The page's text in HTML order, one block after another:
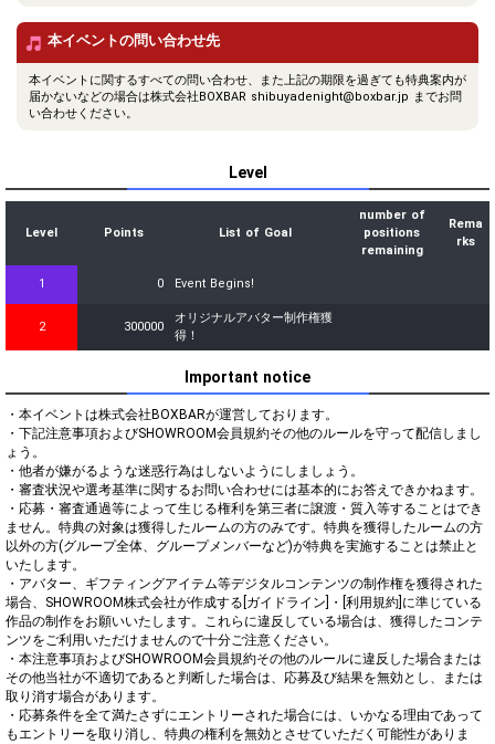
本イベントの問い合わせ先
本イベントに関するすべての問い合わせ、また上記の期限を過ぎても特典案内が
届かないなどの場合は株式会社BOXBAR shibuyadenight@boxbar.jp までお問
い合わせください。
Level
Level Points List of Goal
number of
positions
remaining
Rema
rks
1 0 Event Begins!
2 300000
オリジナルアバター制作権獲
得！
Important notice
・本イベントは株式会社BOXBARが運営しております。
・下記注意事項およびSHOWROOM会員規約その他のルールを守って配信しまし
ょう。
・他者が嫌がるような迷惑行為はしないようにしましょう。
・審査状況や選考基準に関するお問い合わせには基本的にお答えできかねます。
・応募・審査通過等によって生じる権利を第三者に譲渡・質入等することはでき
ません。特典の対象は獲得したルームの方のみです。特典を獲得したルームの方
以外の方(グループ全体、グループメンバーなど)が特典を実施することは禁止と
いたします。
・アバター、ギフティングアイテム等デジタルコンテンツの制作権を獲得された
場合、SHOWROOM株式会社が作成する[ガイドライン]・[利用規約]に準じている
作品の制作をお願いいたします。これらに違反している場合は、獲得したコンテ
ンツをご利用いただけませんので十分ご注意ください。
・本注意事項およびSHOWROOM会員規約その他のルールに違反した場合または
その他当社が不適切であると判断した場合は、応募及び結果を無効とし、または
取り消す場合があります。
・応募条件を全て満たさずにエントリーされた場合には、いかなる理由であって
もエントリーを取り消し、特典の権利を無効とさせていただく可能性がありま